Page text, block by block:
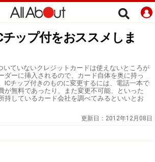
ップ付をおススメしま
いていないクレジットカードは使えないところが
ダーに挿入されるので、カード自体を奥に持っ
ICチップ付きのものに変更するには、電話一本で
が無料であったり、また変更不可能、といった
持しているカード会社を調べてみるといいとお
更新日： 2012年12月08日